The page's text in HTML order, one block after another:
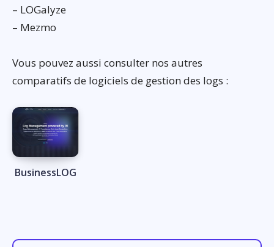
– LOGalyze
– Mezmo
Vous pouvez aussi consulter nos autres
comparatifs de logiciels de gestion des logs :
BusinessLOG